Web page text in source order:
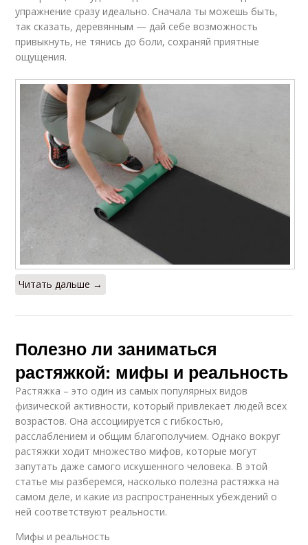
упражнение сразу идеально. Сначала ты можешь быть,
так сказать, деревянным — дай себе возможность
привыкнуть, не тянись до боли, сохраняй приятные
ощущения.
Читать дальше →
Полезно ли заниматься
растяжкой: мифы и реальность
Растяжка – это один из самых популярных видов
физической активности, который привлекает людей всех
возрастов. Она ассоциируется с гибкостью,
расслаблением и общим благополучием. Однако вокруг
растяжки ходит множество мифов, которые могут
запутать даже самого искушенного человека. В этой
статье мы разберемся, насколько полезна растяжка на
самом деле, и какие из распространенных убеждений о
ней соответствуют реальности.
Мифы и реальность